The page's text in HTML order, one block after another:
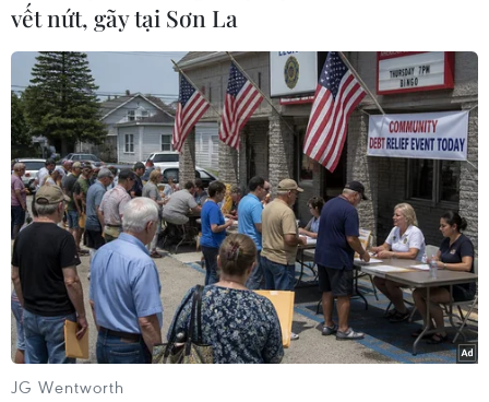
vết nứt, gãy tại Sơn La
JG Wentworth